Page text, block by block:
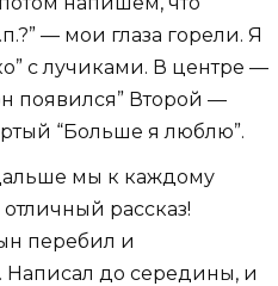
— мои глаза горели. Я
с лучиками. В центре —
появился” Второй —
“Больше я люблю”.
мы к каждому
рассказ!
перебил и
Написал до середины, и